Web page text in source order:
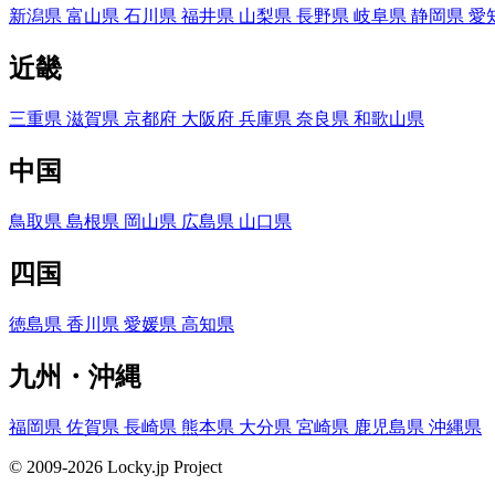
新潟県 富山県 石川県 福井県 山梨県 長野県 岐阜県 静岡県 愛
近畿
三重県 滋賀県 京都府 大阪府 兵庫県 奈良県 和歌山県
中国
鳥取県 島根県 岡山県 広島県 山口県
四国
徳島県 香川県 愛媛県 高知県
九州・沖縄
福岡県 佐賀県 長崎県 熊本県 大分県 宮崎県 鹿児島県 沖縄県
© 2009-2026 Locky.jp Project